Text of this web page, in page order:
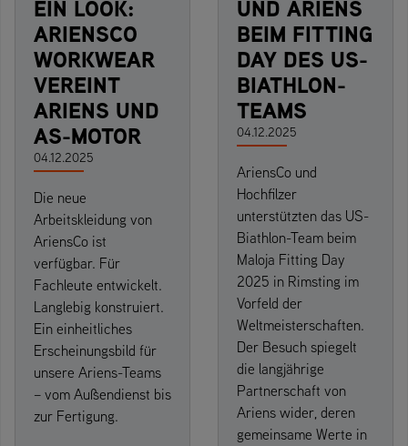
EIN LOOK:
ARIENSCO
WORKWEAR
VEREINT
ARIENS UND
AS-MOTOR
04.12.2025
Die neue
Arbeitskleidung von
AriensCo ist
verfügbar. Für
Fachleute entwickelt.
Langlebig konstruiert.
Ein einheitliches
Erscheinungsbild für
unsere Ariens-Teams
– vom Außendienst bis
zur Fertigung.
UND ARIENS
BEIM FITTING
DAY DES US-
BIATHLON-
TEAMS
04.12.2025
AriensCo und
Hochfilzer
unterstützten das US-
Biathlon-Team beim
Maloja Fitting Day
2025 in Rimsting im
Vorfeld der
Weltmeisterschaften.
Der Besuch spiegelt
die langjährige
Partnerschaft von
Ariens wider, deren
gemeinsame Werte in